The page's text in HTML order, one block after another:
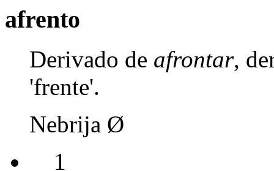
afrento
Derivado de afrontar,
'frente'.
Nebrija Ø
1